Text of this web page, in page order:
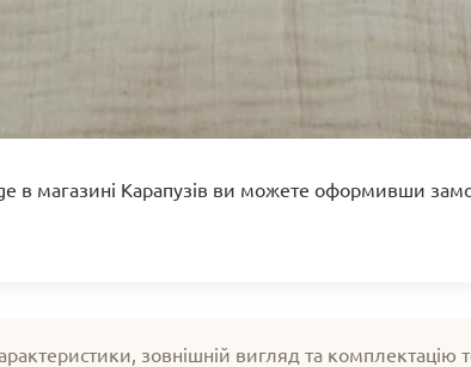
в магазині Карапузів ви можете оформивши
зовнішній вигляд та комплектацію